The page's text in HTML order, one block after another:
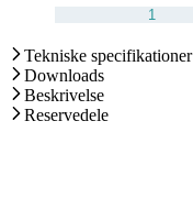
Tekniske specifikationer
Downloads
Beskrivelse
Reservedele